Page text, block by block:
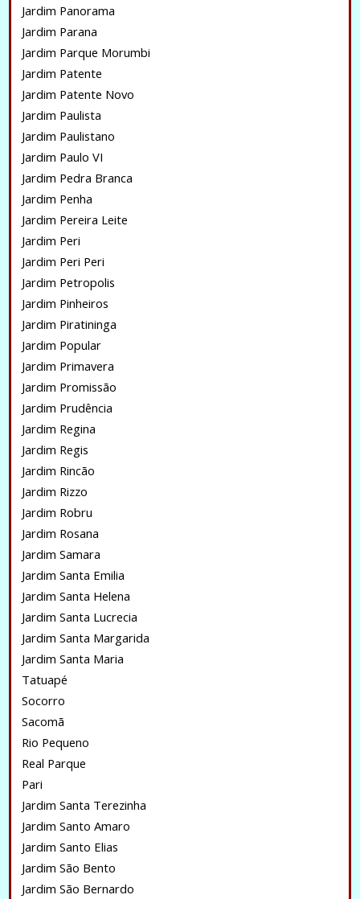
Jardim Panorama
Jardim Parana
Jardim Parque Morumbi
Jardim Patente
Jardim Patente Novo
Jardim Paulista
Jardim Paulistano
Jardim Paulo VI
Jardim Pedra Branca
Jardim Penha
Jardim Pereira Leite
Jardim Peri
Jardim Peri Peri
Jardim Petropolis
Jardim Pinheiros
Jardim Piratininga
Jardim Popular
Jardim Primavera
Jardim Promissão
Jardim Prudência
Jardim Regina
Jardim Regis
Jardim Rincão
Jardim Rizzo
Jardim Robru
Jardim Rosana
Jardim Samara
Jardim Santa Emilia
Jardim Santa Helena
Jardim Santa Lucrecia
Jardim Santa Margarida
Jardim Santa Maria
Tatuapé
Socorro
Sacomã
Rio Pequeno
Real Parque
Pari
Jardim Santa Terezinha
Jardim Santo Amaro
Jardim Santo Elias
Jardim São Bento
Jardim São Bernardo